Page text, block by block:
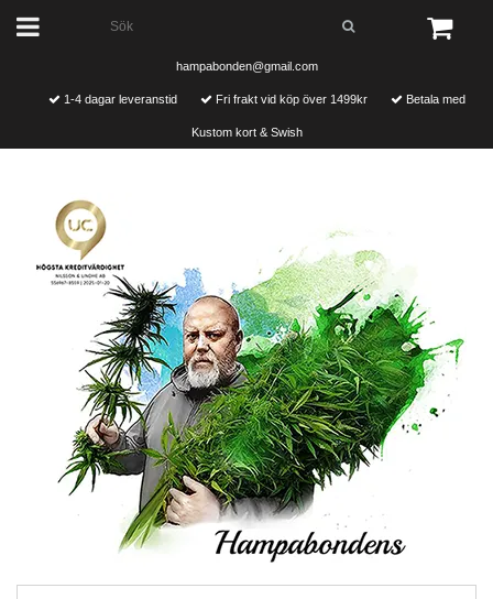
hampabonden@gmail.com
1-4 dagar leveranstid Fri frakt vid köp över 1499kr Betala med
Kustom kort & Swish